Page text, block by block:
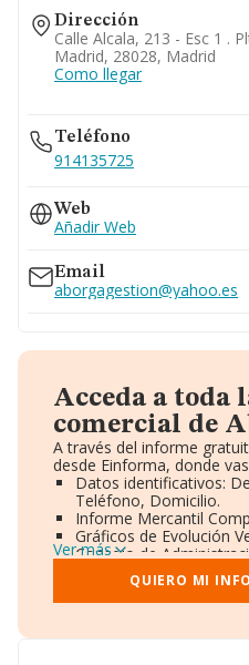
Dirección
Calle Alcala, 213 - Esc 1 .
Madrid, 28028, Madrid
Como llegar
Teléfono
914135725
Web
Añadir Web
Email
aborgagestion@yahoo.es
Acceda a
comercial de
A través del informe
desde Einforma, donde
Datos identificativos:
Teléfono, Domicilio.
Informe Mercantil
Gráficos de Evolución
Consejo de
Directivos y Ejecutivos.
Accionistas.
Participaciones y
Información oficial y
Ver más
QUIERO MI